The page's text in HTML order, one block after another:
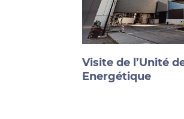
Visite de l’Unité
Energétique